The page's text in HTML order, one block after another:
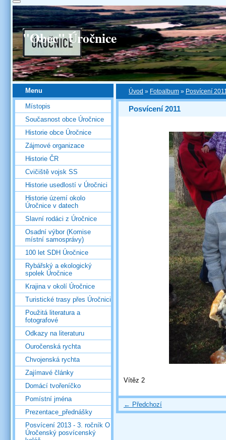
"Obec" Úročnice
Úvod » Fotoalbum » Posvícení
Posvícení 2011
Vítěz 2
← Předchozí
Menu
Místopis
Současnost obce Úročnice
Historie obce Úročnice
Zájmové organizace
Historie ČR
Cvičiště vojsk SS
Historie usedlostí v Úročnici
Historie území okolo
Úročnice v datech
Slavní rodáci z Úročnice
Osadní výbor (Komise
místní samosprávy)
100 let SDH Úročnice
Rybářský a ekologický
spolek Úročnice
Krajina v okolí Úročnice
Turistické trasy přes Úročnici
Použitá literatura a
fotografové
Odkazy na literaturu
Ouročenská rychta
Chvojenská rychta
Zajímavé články
Domácí tvořeníčko
Pomístní jména
Prezentace_přednášky
Posvícení 2013 - 3. ročník O
Úročenský posvícenský